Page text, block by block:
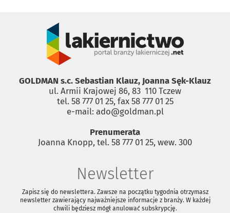
GOLDMAN s.c. Sebastian Klauz, Joanna Sęk-Klauz
ul. Armii Krajowej 86, 83 ­ 110 Tczew
tel. 58 777 01 25, fax 58 777 01 25
e-mail: ado@goldman.pl
Prenumerata
Joanna Knopp, tel. 58 777 01 25, wew. 300
Newsletter
Zapisz się do newslettera. Zawsze na początku tygodnia otrzymasz
newsletter zawierający najważniejsze informacje z branży. W każdej
chwili będziesz mógł anulować subskrypcję.